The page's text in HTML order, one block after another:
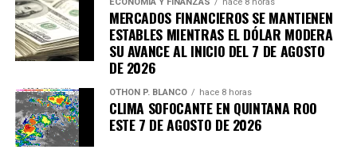
ECONOMÍA Y FINANZAS hace 8 horas
MERCADOS FINANCIEROS SE MANTIENEN
ESTABLES MIENTRAS EL DÓLAR MODERA
SU AVANCE AL INICIO DEL 7 DE AGOSTO
DE 2026
OTHON P. BLANCO hace 8 horas
CLIMA SOFOCANTE EN QUINTANA ROO
ESTE 7 DE AGOSTO DE 2026